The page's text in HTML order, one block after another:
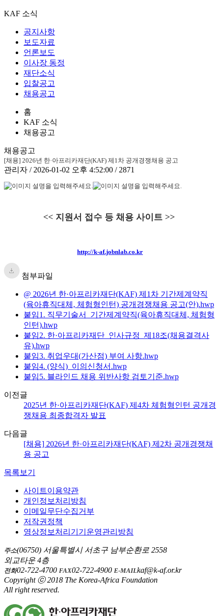
KAF 소식
공지사항
보도자료
언론보도
이사장 동정
재단소식
입찰공고
채용공고
홈
KAF 소식
채용공고
채용공고
[채용] 2026년 한·아프리카재단(KAF) 제1차 공개경쟁채용 공고
관리자 / 2026-01-02 오후 4:52:00 / 2871
<< 지원서 접수 등 채용 사이트 >>
http://k-af.jobnlab.co.kr
첨부파일
@ 2026년 한·아프리카재단(KAF) 제1차 기간제계약직
(육아휴직대체, 체험형인턴) 공개경쟁채용 공고(안).hwp
붙임1. 직무기술서_기간제계약직(육아휴직대체, 체험형
인턴).hwp
붙임2. 한·아프리카재단_인사규정_제18조(채용결격사
유).hwp
붙임3. 취업우대(가산점) 부여 사항.hwp
붙임4. (양식)_이의신청서.hwp
붙임5. 블라인드 채용 위반사항 검토기준.hwp
이전글
2025년 한·아프리카재단(KAF) 제4차 체험형인턴 공개경
쟁채용 최종합격자 발표
다음글
[채용] 2026년 한·아프리카재단(KAF) 제2차 공개경쟁채
용 공고
목록보기
사이트이용약관
개인정보처리방침
이메일무단수집거부
저작권정책
영상정보처리기기운영관리방침
주소(06750) 서울특별시 서초구 남부순환로 2558
외교타운 4층
전화02-722-4700 FAX02-722-4900 E-MAILkaf@k-af.or.kr
Copyright ⓒ 2018 The Korea-Africa Foundation
All right reserved.